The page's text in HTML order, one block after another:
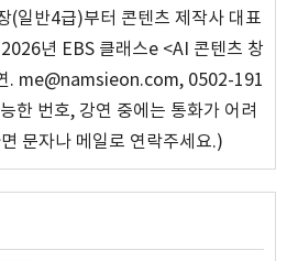
(일반4급)부터 콘텐츠 제작사 대표
년 EBS 클래스e <AI 콘텐츠 창
. me@namsieon.com, 0502-191
한 번호, 강연 중에는 통화가 어려
문자나 메일로 연락주세요.)